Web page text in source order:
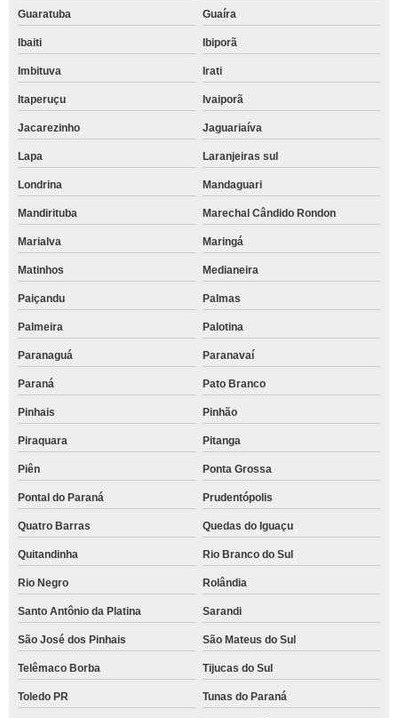
Guaratuba Guaíra
Ibaiti Ibiporã
Imbituva Irati
Itaperuçu Ivaiporã
Jacarezinho Jaguariaíva
Lapa Laranjeiras sul
Londrina Mandaguari
Mandirituba Marechal Cândido Rondon
Marialva Maringá
Matinhos Medianeira
Paiçandu Palmas
Palmeira Palotina
Paranaguá Paranavaí
Paraná Pato Branco
Pinhais Pinhão
Piraquara Pitanga
Piên Ponta Grossa
Pontal do Paraná Prudentópolis
Quatro Barras Quedas do Iguaçu
Quitandinha Rio Branco do Sul
Rio Negro Rolândia
Santo Antônio da Platina Sarandi
São José dos Pinhais São Mateus do Sul
Telêmaco Borba Tijucas do Sul
Toledo PR Tunas do Paraná